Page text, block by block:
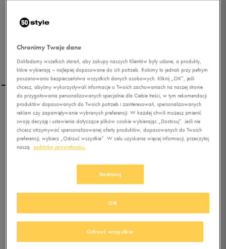
REEBOK TRAIL CHASER
MID
0.0( 0 )
z Vat
KLUBIE 50 STYLE
Produkt niedostępny
Jeśli artykuł będzie ponownie dostępny, otrzymasz od nas powiadomienie.
Chronimy Twoje dane
Dokładamy wszelkich starań, aby zakupy naszych Klientów były udane, a produkty,
które wybierają – najlepiej dopasowane do ich potrzeb. Robimy to jednak przy pełnym
poszanowaniu bezpieczeństwa wszystkich danych osobowych. Kliknij „OK”, jeśli
chcesz, abyśmy wykorzystywali informacje o Twoich zachowaniach na naszej stronie
do przygotowania personalizowanych specjalnie dla Ciebie treści, w tym rekomendacji
produktów dopasowanych do Twoich potrzeb i zainteresowań, spersonalizowanych
reklam czy zapamiętywanie wybranych preferencji. W każdej chwili możesz zmienić
swoją decyzję i ustawienia dotyczące plików cookie wybierając „Dostosuj”. Jeśli nie
chcesz otrzymywać spersonalizowanej oferty produktów, dopasowanych do Twoich
preferencji, wybierz „Odrzuć wszystkie”. W celu uzyskania więcej informacji, przeczytaj
naszą
politykę prywatności.
Dostosuj
Odrzuć wszystkie
OK